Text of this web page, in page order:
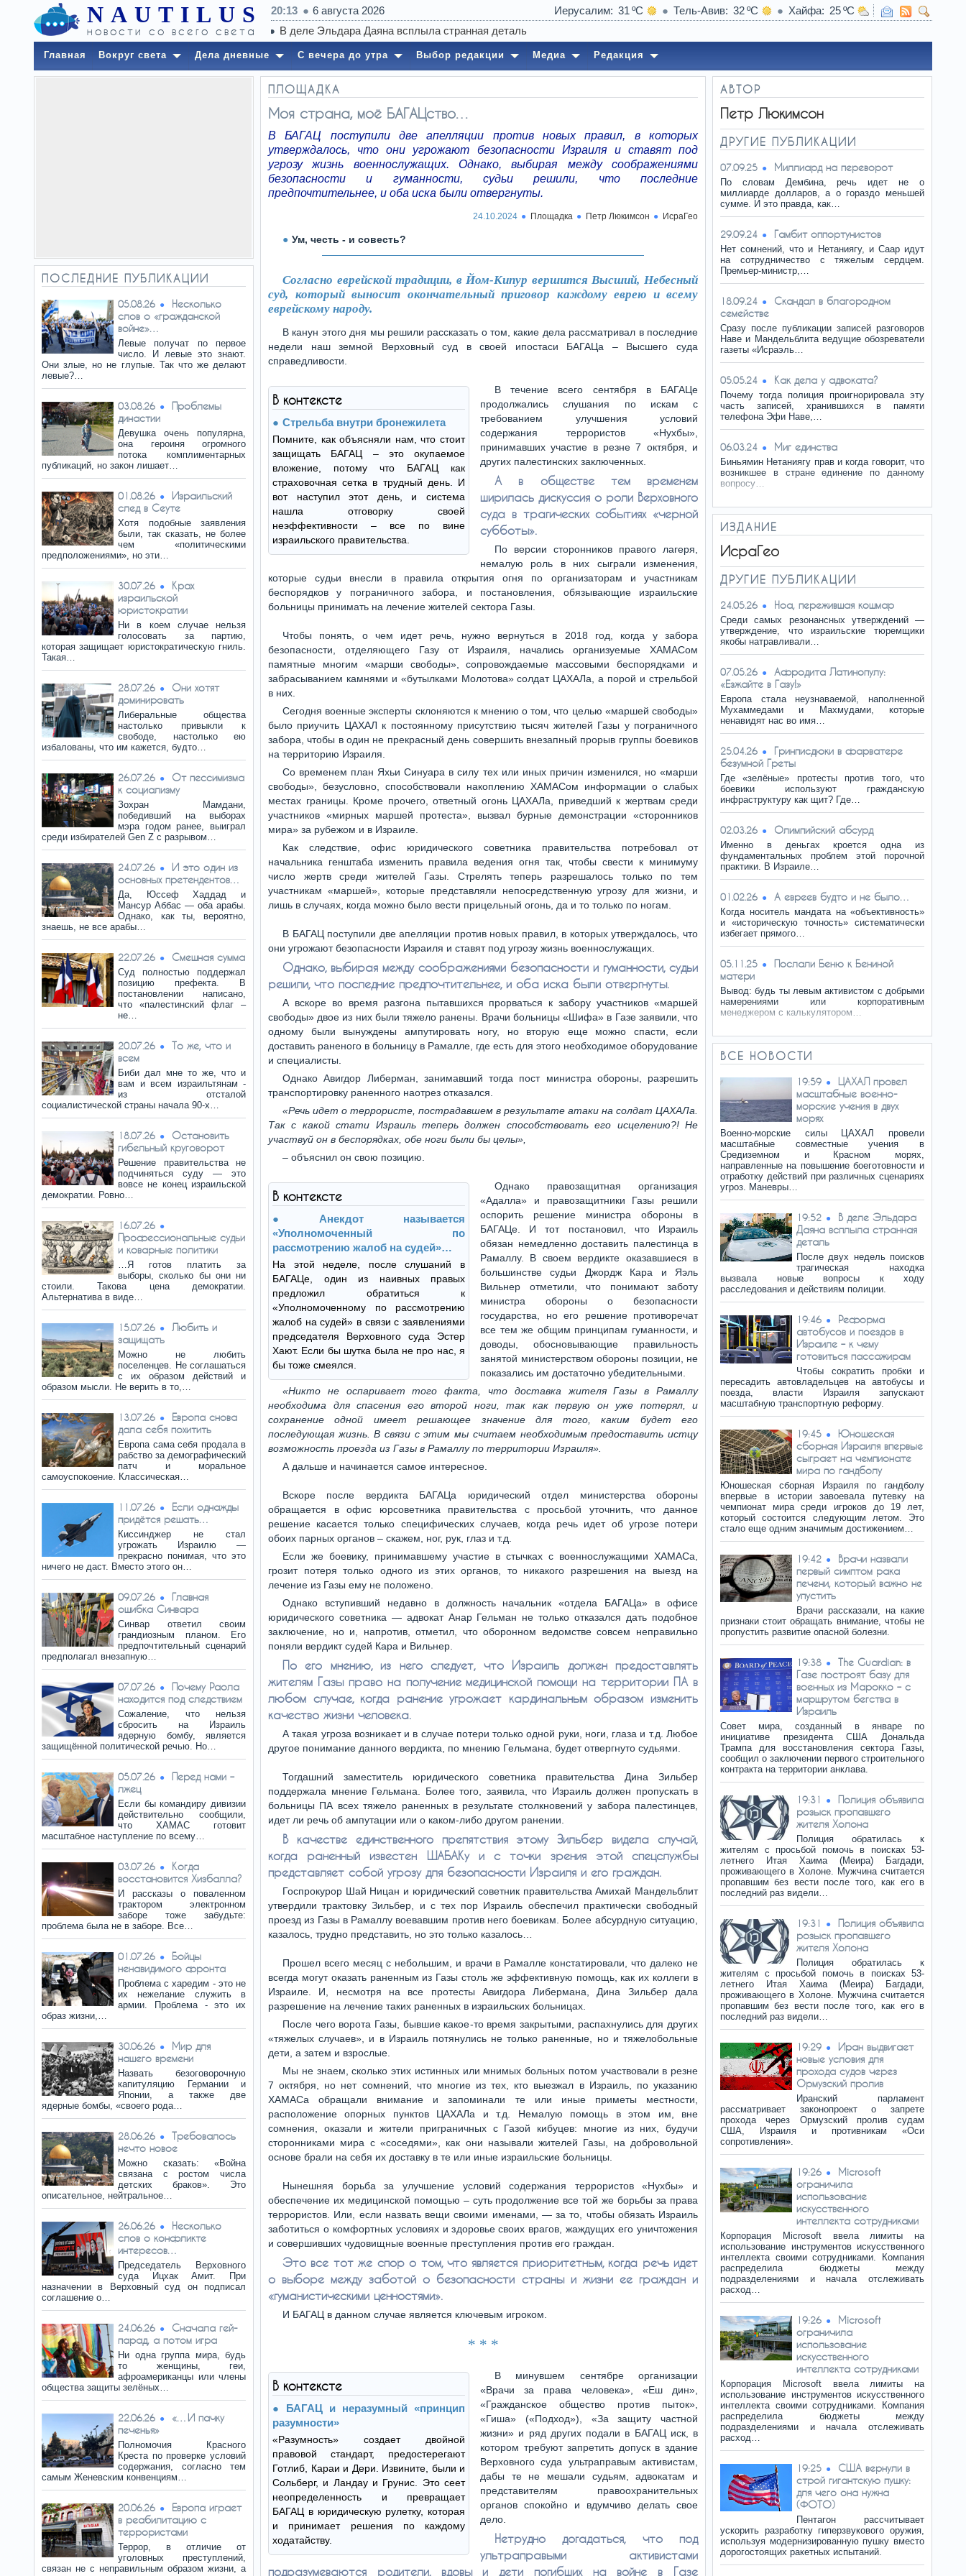
NAUTILUS
новости со всего света
20:13 6 августа 2026 Иерусалим 31 Тель-Авив 32 Хайфа
25
Главная Вокруг света Дела дневные С вечера до утра Выбор редакции Медиа Редакция
ПОСЛЕДНИЕ ПУБЛИКАЦИИ
05.08.26
Несколько
слов о «гражданской
войне»…
Левые получат по первое
число. И левые это знают.
Они злые, но не глупые. Так что же делают
левые?…
03.08.26
Проблемы
династии
Девушка очень популярна,
она героиня огромного
потока комплиментарных
публикаций, но закон лишает…
01.08.26
Израильский
след в Сеуте
Хотя подобные заявления
были, так сказать, не более
чем «политическими
предположениями», но эти…
30.07.26
Крах
израильской
юристократии
Ни в коем случае нельзя
голосовать за партию,
которая защищает юристократическую гниль.
Такая…
28.07.26
Они хотят
доминировать
Либеральные общества
настолько привыкли к
свободе, настолько ею
избалованы, что им кажется, будто…
26.07.26
От пессимизма
к социализму
Зохран Мамдани,
победивший на выборах
мэра годом ранее, выиграл
среди избирателей Gen Z с разрывом…
24.07.26
И это один из
основных претендентов…
Да, Юссеф Хаддад и
Мансур Аббас — оба арабы.
Однако, как ты, вероятно,
знаешь, не все арабы…
22.07.26 Смешная сумма
Суд полностью поддержал
позицию префекта. В
постановлении написано,
что «палестинский флаг –
не…
20.07.26
То же, что и
всем
Биби дал мне то же, что и
вам и всем израильтянам -
из отсталой
социалистической страны начала 90-х…
18.07.26
Остановить
гибельный круговорот
Решение правительства не
подчиняться суду — это
вовсе не конец израильской
демократии. Ровно…
16.07.26
Профессиональные судьи
и коварные политики
…Я готов платить за
выборы, сколько бы они ни
стоили. Такова цена демократии.
Альтернатива в виде…
15.07.26
Любить и
защищать
Можно не любить
поселенцев. Не соглашаться
с их образом действий и
образом мысли. Не верить в то,…
13.07.26
Европа снова
дала себя похитить
Европа сама себя продала в
рабство за демографический
патч и моральное
самоуспокоение. Классическая…
11.07.26
Если однажды
придётся решать…
Киссинджер не стал
угрожать Израилю —
прекрасно понимая, что это
ничего не даст. Вместо этого он…
09.07.26
Главная
ошибка Синвара
Синвар ответил своим
грандиозным планом. Его
предпочтительный сценарий
предполагал внезапную…
07.07.26
Почему Раола
находится под следствием
Сожаление, что нельзя
сбросить на Израиль
ядерную бомбу, является
защищённой политической речью. Но…
05.07.26
Перед нами –
лжец
Если бы командиру дивизии
действительно сообщили,
что ХАМАС готовит
масштабное наступление по всему…
03.07.26
Когда
восстановится Хизбалла?
И рассказы о поваленном
трактором электронном
заборе тоже забудьте:
проблема была не в заборе. Все…
01.07.26
Бойцы
ненавидимого фронта
Проблема с харедим - это не
их нежелание служить в
армии. Проблема - это их
образ жизни,…
30.06.26
Мир для
нашего времени
Назвать безоговорочную
капитуляцию Германии и
Японии, а также две
ядерные бомбы, «своего рода…
28.06.26
Требовалось
нечто новое
Можно сказать: «Война
связана с ростом числа
детских браков». Это
описательное, нейтральное…
26.06.26
Несколько
слов о конфликте
интересов…
Председатель Верховного
суда Ицхак Амит. При
назначении в Верховный суд он подписал
соглашение о…
24.06.26
Сначала гей-
парад, а потом игра
Ни одна группа мира, будь
то женщины, геи,
афроамериканцы или члены
общества защиты зелёных…
22.06.26
«…И пачку
печенья»
Полномочия Красного
Креста по проверке условий
содержания, согласно тем
самым Женевским конвенциям…
20.06.26
Европа играет
в реабилитацию с
террористами
Террор, в отличие от
уголовных преступлений,
связан не с неправильным образом жизни, а
ПЛОЩАДКА
Моя страна, моё БАГАЦство…
В БАГАЦ поступили две апелляции против новых правил, в которых
утверждалось, что они угрожают безопасности Израиля и ставят под
угрозу жизнь военнослужащих. Однако, выбирая между соображениями
безопасности и гуманности, судьи решили, что последние
предпочтительнее, и оба иска были отвергнуты.
24.10.2024 Площадка Петр Люкимсон ИсраГео
Ум, честь - и совесть?
Согласно еврейской традиции, в Йом-Кипур вершится Высший, Небесный
суд, который выносит окончательный приговор каждому еврею и всему
еврейскому народу.
В канун этого дня мы решили рассказать о том, какие дела рассматривал в последние
недели наш земной Верховный суд в своей ипостаси БАГАЦа – Высшего суда
справедливости.
В контексте
Стрельба внутри бронежилета
Помните, как объясняли нам, что стоит
защищать БАГАЦ – это окупаемое
вложение, потому что БАГАЦ как
страховочная сетка в трудный день. И
вот наступил этот день, и система
нашла отговорку своей
неэффективности – все по вине
израильского правительства.
В течение всего сентября в БАГАЦе
продолжались слушания по искам с
требованием улучшения условий
содержания террористов «Нухбы»,
принимавших участие в резне 7 октября, и
других палестинских заключенных.
А в обществе тем временем
ширилась дискуссия о роли Верховного
суда в трагических событиях «черной
субботы».
По версии сторонников правого лагеря,
немалую роль в них сыграли изменения,
которые судьи внесли в правила открытия огня по организаторам и участникам
беспорядков у пограничного забора, и постановления, обязывающие израильские
больницы принимать на лечение жителей сектора Газы.
Чтобы понять, о чем идет речь, нужно вернуться в 2018 год, когда у забора
безопасности, отделяющего Газу от Израиля, начались организуемые ХАМАСом
памятные многим «марши свободы», сопровождаемые массовыми беспорядками и
забрасыванием камнями и «бутылками Молотова» солдат ЦАХАЛа, а порой и стрельбой
в них.
Сегодня военные эксперты склоняются к мнению о том, что целью «маршей свободы»
было приучить ЦАХАЛ к постоянному присутствию тысяч жителей Газы у пограничного
забора, чтобы в один не прекрасный день совершить внезапный прорыв группы боевиков
на территорию Израиля.
Со временем план Яхьи Синуара в силу тех или иных причин изменился, но «марши
свободы», безусловно, способствовали накоплению ХАМАСом информации о слабых
местах границы. Кроме прочего, ответный огонь ЦАХАЛа, приведший к жертвам среди
участников «мирных маршей протеста», вызвал бурные демонстрации «сторонников
мира» за рубежом и в Израиле.
Как следствие, офис юридического советника правительства потребовал от
начальника генштаба изменить правила ведения огня так, чтобы свести к минимуму
число жертв среди жителей Газы. Стрелять теперь разрешалось только по тем
участникам «маршей», которые представляли непосредственную угрозу для жизни, и
лишь в случаях, когда можно было вести прицельный огонь, да и то только по ногам.
В БАГАЦ поступили две апелляции против новых правил, в которых утверждалось, что
они угрожают безопасности Израиля и ставят под угрозу жизнь военнослужащих.
Однако, выбирая между соображениями безопасности и гуманности, судьи
решили, что последние предпочтительнее, и оба иска были отвергнуты.
А вскоре во время разгона пытавшихся прорваться к забору участников «маршей
свободы» двое из них были тяжело ранены. Врачи больницы «Шифа» в Газе заявили, что
одному были вынуждены ампутировать ногу, но вторую еще можно спасти, если
доставить раненого в больницу в Рамалле, где есть для этого необходимое оборудование
и специалисты.
Однако Авигдор Либерман, занимавший тогда пост министра обороны, разрешить
транспортировку раненного наотрез отказался.
«Речь идет о террористе, пострадавшем в результате атаки на солдат ЦАХАЛа.
Так с какой стати Израиль теперь должен способствовать его исцелению?! Не
участвуй он в беспорядках, обе ноги были бы целы»,
– объяснил он свою позицию.
В контексте
Анекдот называется
«Уполномоченный по
рассмотрению жалоб на судей»…
На этой неделе, после слушаний в
БАГАЦе, один из наивных правых
предложил обратиться к
«Уполномоченному по рассмотрению
жалоб на судей» в связи с заявлениями
председателя Верховного суда Эстер
Хают. Если бы шутка была не про нас, я
бы тоже смеялся.
Однако правозащитная организация
«Адалла» и правозащитники Газы решили
оспорить решение министра обороны в
БАГАЦе. И тот постановил, что Израиль
обязан немедленно доставить палестинца в
Рамаллу. В своем вердикте оказавшиеся в
большинстве судьи Джордж Кара и Яэль
Вильнер отметили, что понимают заботу
министра обороны о безопасности
государства, но его решение противоречат
все тем же общим принципам гуманности, и
доводы, обосновывающие правильность
занятой министерством обороны позиции, не
показались им достаточно убедительными.
«Никто не оспаривает того факта, что доставка жителя Газы в Рамаллу
необходима для спасения его второй ноги, так как первую он уже потерял, и
сохранение одной имеет решающее значение для того, каким будет его
последующая жизнь. В связи с этим мы считаем необходимым предоставить истцу
возможность проезда из Газы в Рамаллу по территории Израиля».
А дальше и начинается самое интересное.
Вскоре после вердикта БАГАЦа юридический отдел министерства обороны
обращается в офис юрсоветника правительства с просьбой уточнить, что данное
решение касается только специфических случаев, когда речь идет об угрозе потери
обоих парных органов – скажем, ног, рук, глаз и т.д.
Если же боевику, принимавшему участие в стычках с военнослужащими ХАМАСа,
грозит потеря только одного из этих органов, то никакого разрешения на выезд на
лечение из Газы ему не положено.
Однако вступивший недавно в должность начальник «отдела БАГАЦа» в офисе
юридического советника — адвокат Анар Гельман не только отказался дать подобное
заключение, но и, напротив, отметил, что оборонном ведомстве совсем неправильно
поняли вердикт судей Кара и Вильнер.
По его мнению, из него следует, что Израиль должен предоставлять
жителям Газы право на получение медицинской помощи на территории ПА в
любом случае, когда ранение угрожает кардинальным образом изменить
качество жизни человека.
А такая угроза возникает и в случае потери только одной руки, ноги, глаза и т.д. Любое
другое понимание данного вердикта, по мнению Гельмана, будет отвергнуто судьями.
Тогдашний заместитель юридического советника правительства Дина Зильбер
поддержала мнение Гельмана. Более того, заявила, что Израиль должен пропускать в
больницы ПА всех тяжело раненных в результате столкновений у забора палестинцев,
идет ли речь об ампутации или о каком-либо другом ранении.
В качестве единственного препятствия этому Зильбер видела случай,
когда раненный известен ШАБАКу и с точки зрения этой спецслужбы
представляет собой угрозу для безопасности Израиля и его граждан.
Госпрокурор Шай Ницан и юридический советник правительства Амихай Мандельблит
утвердили трактовку Зильбер, и с тех пор Израиль обеспечил практически свободный
проезд из Газы в Рамаллу воевавшим против него боевикам. Более абсурдную ситуацию,
казалось, трудно представить, но это только казалось…
Прошел всего месяц с небольшим, и врачи в Рамалле констатировали, что далеко не
всегда могут оказать раненным из Газы столь же эффективную помощь, как их коллеги в
Израиле. И, несмотря на все протесты Авигдора Либермана, Дина Зильбер дала
разрешение на лечение таких раненных в израильских больницах.
После чего ворота Газы, бывшие какое-то время закрытыми, распахнулись для других
«тяжелых случаев», и в Израиль потянулись не только раненные, но и тяжелобольные
дети, а затем и взрослые.
Мы не знаем, сколько этих истинных или мнимых больных потом участвовали в резне
7 октября, но нет сомнений, что многие из тех, кто выезжал в Израиль, по указанию
ХАМАСа обращали внимание и запоминали те или иные приметы местности,
расположение опорных пунктов ЦАХАЛа и т.д. Немалую помощь в этом им, вне
сомнения, оказали и жители приграничных с Газой кибуцев: многие из них, будучи
сторонниками мира с «соседями», как они называли жителей Газы, на добровольной
основе брали на себя их доставку в те или иные израильские больницы.
Нынешняя борьба за улучшение условий содержания террористов «Нухбы» и
обеспечение их медицинской помощью – суть продолжение все той же борьбы за права
террористов. Или, если назвать вещи своими именами, — за то, чтобы обязать Израиль
заботиться о комфортных условиях и здоровье своих врагов, жаждущих его уничтожения
и совершивших чудовищные военные преступления против его граждан.
Это все тот же спор о том, что является приоритетным, когда речь идет
о выборе между заботой о безопасности страны и жизни ее граждан и
«гуманистическими ценностями».
И БАГАЦ в данном случае является ключевым игроком.
* * *
В контексте
БАГАЦ и неразумный «принцип
разумности»
«Разумность» создает двойной
правовой стандарт, предостерегают
Готлиб, Караи и Дери. Извините, были и
Сольберг, и Ландау и Грунис. Это сеет
неопределенность и превращает
БАГАЦ в юридическую рулетку, которая
и принимает решения по каждому
ходатайству.
В минувшем сентябре организации
«Врачи за права человека», «Еш дин»,
«Гражданское общество против пыток»,
«Гиша» («Подход»), «За защиту частной
жизни» и ряд других подали в БАГАЦ иск, в
котором требуют запретить допуск в здание
Верховного суда ультраправым активистам,
дабы те не мешали судьям, адвокатам и
представителям правоохранительных
органов спокойно и вдумчиво делать свое
дело.
Нетрудно догадаться, что под
ультраправыми активистами
подразумеваются родители, вдовы и дети погибших на войне в Газе
АВТОР
Петр Люкимсон
ДРУГИЕ ПУБЛИКАЦИИ
07.09.25 Миллиард на переворот
По словам Дембина, речь идет не о
миллиарде долларов, а о гораздо меньшей
сумме. И это правда, как…
29.09.24 Гамбит оппортунистов
Нет сомнений, что и Нетаниягу, и Саар идут
на сотрудничество с тяжелым сердцем.
Премьер-министр,…
18.09.24
Скандал в благородном
семействе
Сразу после публикации записей разговоров
Наве и Мандельблита ведущие обозреватели
газеты «Исраэль…
05.05.24 Как дела у адвоката?
Почему тогда полиция проигнорировала эту
часть записей, хранившихся в памяти
телефона Эфи Наве,…
06.03.24 Миг единства
Биньямин Нетаниягу прав и когда говорит, что
возникшее в стране единение по данному
вопросу…
ИЗДАНИЕ
ИсраГео
ДРУГИЕ ПУБЛИКАЦИИ
24.05.26 Ноа, пережившая кошмар
Среди самых резонансных утверждений —
утверждение, что израильские тюремщики
якобы натравливали…
07.05.26
Афродита Латинопулу:
«Езжайте в Газу!»
Европа стала неузнаваемой, наполненной
Мухаммедами и Махмудами, которые
ненавидят нас во имя…
25.04.26
Гринписдюки в фарватере
безумной Греты
Где «зелёные» протесты против того, что
боевики используют гражданскую
инфраструктуру как щит? Где…
02.03.26 Олимпийский абсурд
Именно в деньгах кроется одна из
фундаментальных проблем этой порочной
практики. В Израиле…
01.02.26 А eвpeeв будто и не было…
Когда носитель мандата на «объективность»
и «историческую точность» систематически
избегает прямого…
05.11.25
Послали Беню к Бениной
матери
Вывод: будь ты левым активистом с добрыми
намерениями или корпоративным
менеджером с калькулятором…
ВСЕ НОВОСТИ
19:59
ЦАХАЛ провел
масштабные военно-
морские учения в двух
морях
Военно-морские силы ЦАХАЛ провели
масштабные совместные учения в
Средиземном и Красном морях,
направленные на повышение боеготовности и
отработку действий при различных сценариях
угроз. Маневры…
19:52
В деле Эльдара
Даяна всплыла странная
деталь
После двух недель поисков
трагическая находка
вызвала новые вопросы к ходу
расследования и действиям полиции.
19:46
Реформа
автобусов и поездов в
Израиле – к чему
готовиться пассажирам
Чтобы сократить пробки и
пересадить автовладельцев на автобусы и
поезда, власти Израиля запускают
масштабную транспортную реформу.
19:45
Юношеская
сборная Израиля впервые
сыграет на чемпионате
мира по гандболу
Юношеская сборная Израиля по гандболу
впервые в истории завоевала путевку на
чемпионат мира среди игроков до 19 лет,
который состоится следующим летом. Это
стало еще одним значимым достижением…
19:42
Врачи назвали
первый симптом рака
печени, который важно не
упустить
Врачи рассказали, на какие
признаки стоит обращать внимание, чтобы не
пропустить развитие опасной болезни.
19:38
The Guardian: в
Газе построят базу для
военных из Марокко – с
маршрутом бегства в
Израиль
Совет мира, созданный в январе по
инициативе президента США Дональда
Трампа для восстановления сектора Газы,
сообщил о заключении первого строительного
контракта на территории анклава.
19:31
Полиция объявила
розыск пропавшего
жителя Холона
Полиция обратилась к
жителям с просьбой помочь в поисках 53-
летнего Итая Хаима (Меира) Багдади,
проживающего в Холоне. Мужчина считается
пропавшим без вести после того, как его в
последний раз видели…
19:31
Полиция объявила
розыск пропавшего
жителя Холона
Полиция обратилась к
жителям с просьбой помочь в поисках 53-
летнего Итая Хаима (Меира) Багдади,
проживающего в Холоне. Мужчина считается
пропавшим без вести после того, как его в
последний раз видели…
19:29
Иран выдвигает
новые условия для
прохода судов через
Ормузский пролив
Иранский парламент
рассматривает законопроект о запрете
прохода через Ормузский пролив судам
США, Израиля и противникам «Оси
сопротивления».
19:26
Microsoft
ограничила
использование
искусственного
интеллекта сотрудниками
Корпорация Microsoft ввела лимиты на
использование инструментов искусственного
интеллекта своими сотрудниками. Компания
распределила бюджеты между
подразделениями и начала отслеживать
расход…
19:26
Microsoft
ограничила
использование
искусственного
интеллекта сотрудниками
Корпорация Microsoft ввела лимиты на
использование инструментов искусственного
интеллекта своими сотрудниками. Компания
распределила бюджеты между
подразделениями и начала отслеживать
расход…
19:25
США вернули в
строй гигантскую пушку:
для чего она нужна
(ФОТО)
Пентагон рассчитывает
ускорить разработку гиперзвукового оружия,
используя модернизированную пушку вместо
дорогостоящих ракетных испытаний.